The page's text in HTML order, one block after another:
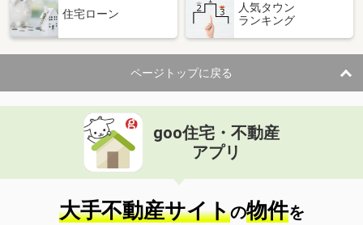
2,480万円
住 所
福岡県福岡市南区横手４
専有面積 85.2m²
間取り
3LDK
福岡県福岡市早良区百道浜４丁目
価 格
4,990万円
住 所
福岡県福岡市早良区百道浜４丁目
専有面積 78.2m²
間取り
2LDK
住宅ローン
人気タウン
ランキング
ページトップに戻る
goo住宅・不動産
アプリ
大手不動産サイトの物件を